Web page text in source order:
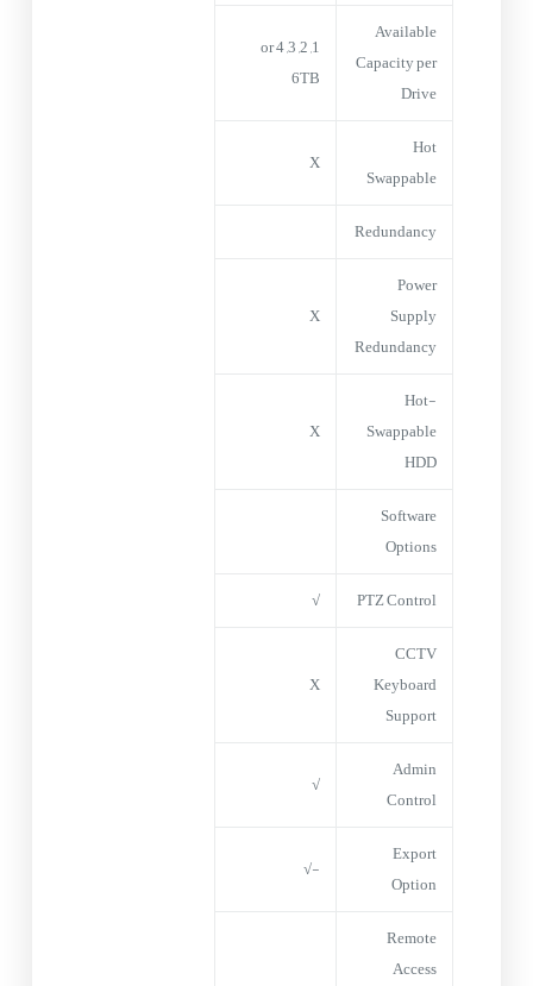
Available
Capacity per
Drive
1, 2, 3, 4 or
6TB
Hot
Swappable
X
Redundancy
Power
Supply
Redundancy
X
Hot-
Swappable
HDD
X
Software
Options
PTZ Control
√
CCTV
Keyboard
Support
X
Admin
Control
√
Export
Option
-√
Remote
Access